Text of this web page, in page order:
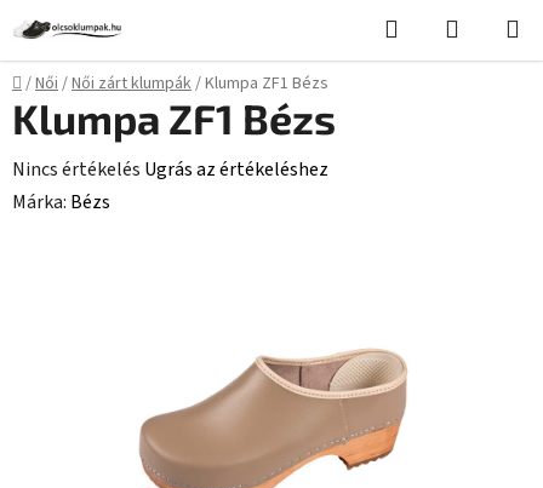
fő
tartalomhoz
Keresés KOSÁR
Kezdőlap
/Női/Női zárt klumpák/Klumpa ZF1 Bézs
Klumpa ZF1 Bézs
A
termék
Nincs értékelés Ugrás az értékeléshez
Márka: Bézs